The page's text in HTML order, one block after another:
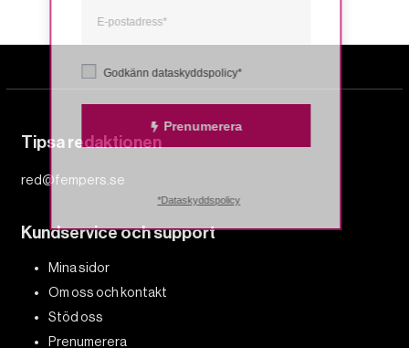
Tipsa redaktionen
red@fempers.se
Kundservice och support
Mina sidor
Om oss och kontakt
Stöd oss
Prenumerera
Godkänn dataskyddspolicy*
Prenumerera
*Dataskyddspolicy